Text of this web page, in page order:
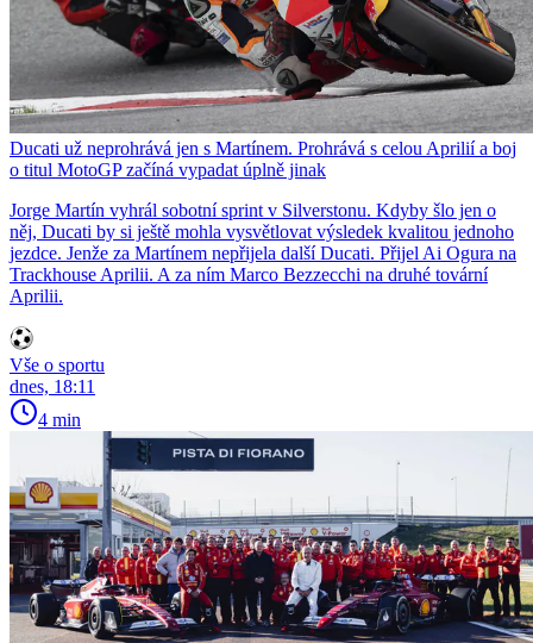
Ducati už neprohrává jen s Martínem. Prohrává s celou Aprilií a boj
o titul MotoGP začíná vypadat úplně jinak
Jorge Martín vyhrál sobotní sprint v Silverstonu. Kdyby šlo jen o
něj, Ducati by si ještě mohla vysvětlovat výsledek kvalitou jednoho
jezdce. Jenže za Martínem nepřijela další Ducati. Přijel Ai Ogura na
Trackhouse Aprilii. A za ním Marco Bezzecchi na druhé tovární
Aprilii.
Vše o sportu
dnes, 18:11
4 min